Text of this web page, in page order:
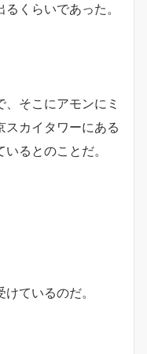
くらいであった。
そこにアモンにミ
スカイタワーにある
るとのことだ。
ているのだ。